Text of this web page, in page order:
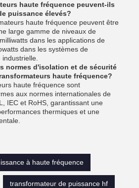
haute fréquence peuvent-ils
puissance élevés?
haute fréquence peuvent être
large gamme de niveaux de
dans les applications de
dans les systèmes de
normes d'isolation et de sécurité
haute fréquence?
haute fréquence sont
aux normes internationales de
IEC et RoHS, garantissant une
thermiques et une
à haute fréquence
transformateur de puissance hf